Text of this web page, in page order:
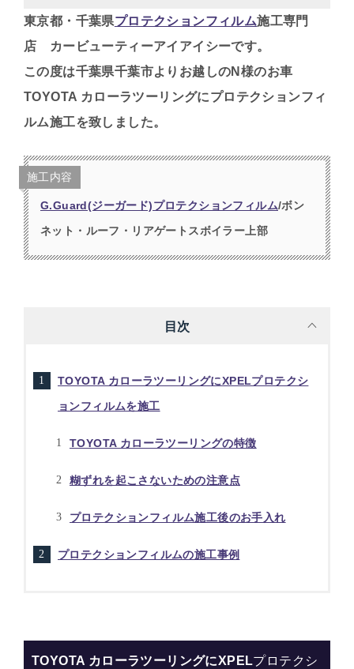
東京都・千葉県プロテクションフィルム施工専門
店 カービューティーアイアイシーです。
この度は千葉県千葉市よりお越しのN様のお車
TOYOTA カローラツーリングにプロテクションフィ
ルム施工を致しました。
施工内容
G.Guard(ジーガード)プロテクションフィルム/ボン
ネット・ルーフ・リアゲートスボイラー上部
目次
TOYOTA カローラツーリングにXPELプロテクシ
ョンフィルムを施工
TOYOTA カローラツーリングの特徴
糊ずれを起こさないための注意点
プロテクションフィルム施工後のお手入れ
プロテクションフィルムの施工事例
TOYOTA カローラツーリングにXPELプロテクシ